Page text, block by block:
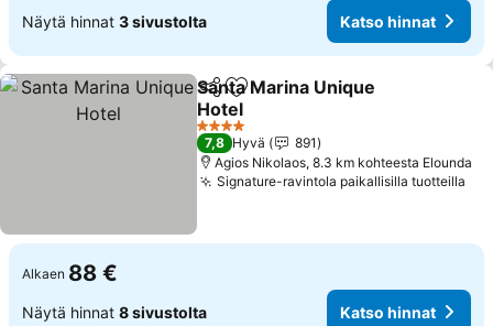
Näytä hinnat 3 sivustolta Katso hinnat
Jaa Lisää suosikkeihin
Santa Marina Unique
Hotel
4 Tähtiluokitus
7,8 Hyvä
891
Agios Nikolaos, 8.3 km kohteesta Elounda
Signature-ravintola paikallisilla tuotteilla
Alkaen 88 €
Näytä hinnat 8 sivustolta Katso hinnat